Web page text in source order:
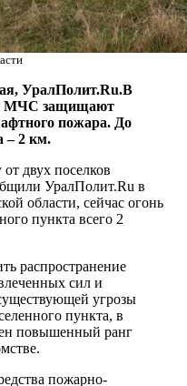
УралПолит.Ru.В
МЧС защищают
пожара. До
– 2 км.
двух поселков
УралПолит.Ru в
области, сейчас огонь
пункта всего 2
распространение
сил и
угрозы
пункта, в
повышенный ранг
пожарно-